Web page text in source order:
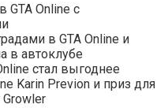
GTA Online с
в GTA Online и
в автоклубе
стал выгоднее
Karin Previon и приз для